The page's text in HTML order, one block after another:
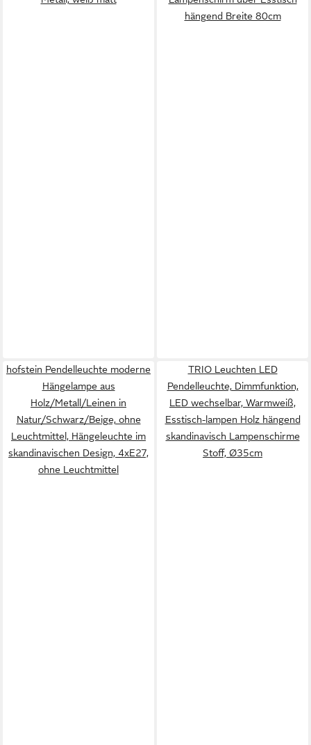
hängend Breite 80cm
hofstein Pendelleuchte moderne
Hängelampe aus
Holz/Metall/Leinen in
Natur/Schwarz/Beige, ohne
Leuchtmittel, Hängeleuchte im
skandinavischen Design, 4xE27,
ohne Leuchtmittel
TRIO Leuchten LED
Pendelleuchte, Dimmfunktion,
LED wechselbar, Warmweiß,
Esstisch-lampen Holz hängend
skandinavisch Lampenschirme
Stoff, Ø35cm